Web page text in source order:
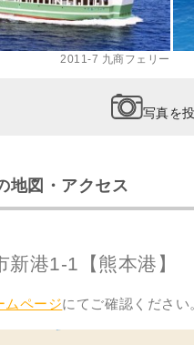
2011-7 九商フェリー
写真を
地図・アクセス
新港1-1【熊本港】
ムページにてご確認ください